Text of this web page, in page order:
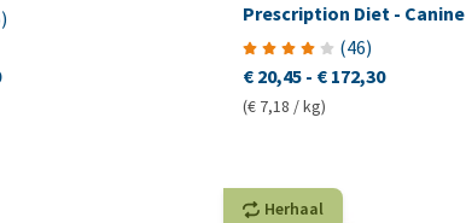
)
Prescription Diet - Canine
(46)
€ 20,45 - € 172,30
(€ 7,18 / kg)
Herhaal